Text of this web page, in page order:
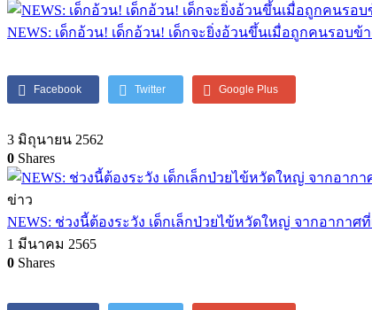
NEWS: เด็กอ้วน! เด็กอ้วน! เด็กจะยิ่งอ้วนขึ้นเมื่อถูกคนรอบข้
Facebook Twitter Google Plus
3 มิถุนายน 2562
0 Shares
ข่าว
NEWS: ช่วงนี้ต้องระวัง เด็กเล็กป่วยไข้หวัดใหญ่ จากอากาศ
1 มีนาคม 2565
0 Shares